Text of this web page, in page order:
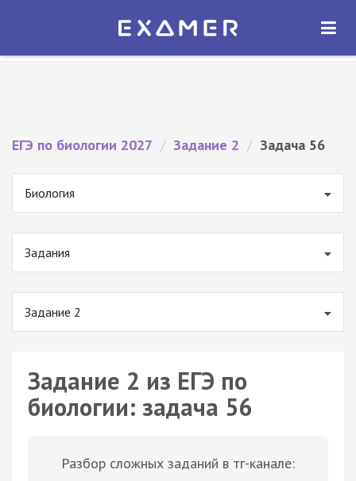
Экзамер — ЕГЭ 2027
ОТКРЫТЬ
ЕГЭ по биологии 2027 / Задание 2 / Задача 56
Биология
Задания
Задание 2
Задание 2 из ЕГЭ по
биологии: задача 56
Разбор сложных заданий в тг-канале: